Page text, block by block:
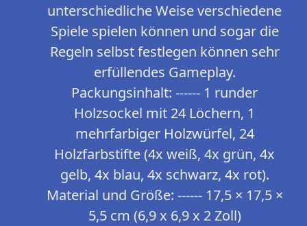
unterschiedliche Weise verschiedene
Spiele spielen können und sogar die
Regeln selbst festlegen können sehr
erfüllendes Gameplay.
Packungsinhalt: ------ 1 runder
Holzsockel mit 24 Löchern, 1
mehrfarbiger Holzwürfel, 24
Holzfarbstifte (4x weiß, 4x grün, 4x
gelb, 4x blau, 4x schwarz, 4x rot).
Material und Größe: ------ 17,5 × 17,5 ×
5,5 cm (6,9 x 6,9 x 2 Zoll)